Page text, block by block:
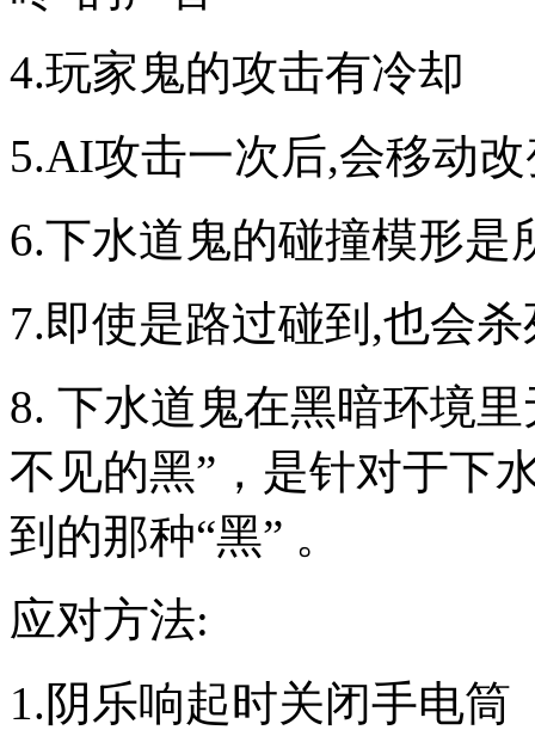
4.玩家鬼的攻击有冷却
5.AI攻击一次后,会移动
6.下水道鬼的碰撞模形是
7.即使是路过碰到,也会
8. 下水道鬼在黑暗环境
不见的黑”，是针对于下
到的那种“黑” 。
应对方法:
1.阴乐响起时关闭手电筒